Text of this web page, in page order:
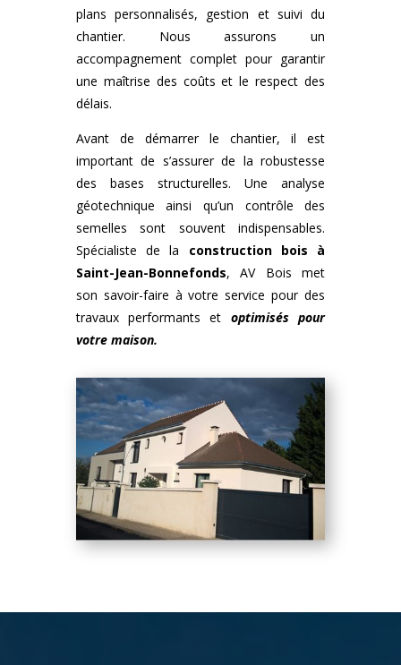
plans personnalisés, gestion et suivi du
chantier. Nous assurons un
accompagnement complet pour garantir
une maîtrise des coûts et le respect des
délais.
Avant de démarrer le chantier, il est
important de s’assurer de la robustesse
des bases structurelles. Une analyse
géotechnique ainsi qu’un contrôle des
semelles sont souvent indispensables.
Spécialiste de la construction bois
à
Saint-Jean-Bonnefonds, AV Bois met
son savoir-faire à votre service pour des
travaux performants et optimisés pour
votre maison.